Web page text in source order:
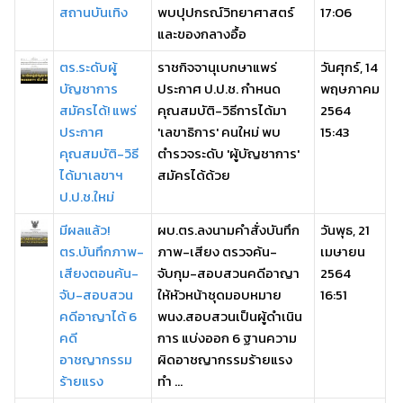
สถานบันเทิง
พบปุปกรณ์วิทยาศาสตร์
และของกลางอื้อ
17:06
ตร.ระดับผู้
บัญชาการ
สมัครได้! แพร่
ประกาศ
คุณสมบัติ-วิธี
ได้มาเลขาฯ
ป.ป.ช.ใหม่
ราชกิจจานุเบกษาแพร่
ประกาศ ป.ป.ช. กำหนด
คุณสมบัติ-วิธีการได้มา
'เลขาธิการ' คนใหม่ พบ
ตำรวจระดับ 'ผู้บัญชาการ'
สมัครได้ด้วย
วันศุกร์, 14
พฤษภาคม
2564
15:43
มีผลแล้ว!
ตร.บันทึกภาพ-
เสียงตอนค้น-
จับ-สอบสวน
คดีอาญาได้ 6
คดี
อาชญากรรม
ร้ายแรง
ผบ.ตร.ลงนามคำสั่งบันทึก
ภาพ-เสียง ตรวจค้น-
จับกุม-สอบสวนคดีอาญา
ให้หัวหน้าชุดมอบหมาย
พนง.สอบสวนเป็นผู้ดำเนิน
การ แบ่งออก 6 ฐานความ
ผิดอาชญากรรมร้ายแรง
ทำ ...
วันพุธ, 21
เมษายน
2564
16:51